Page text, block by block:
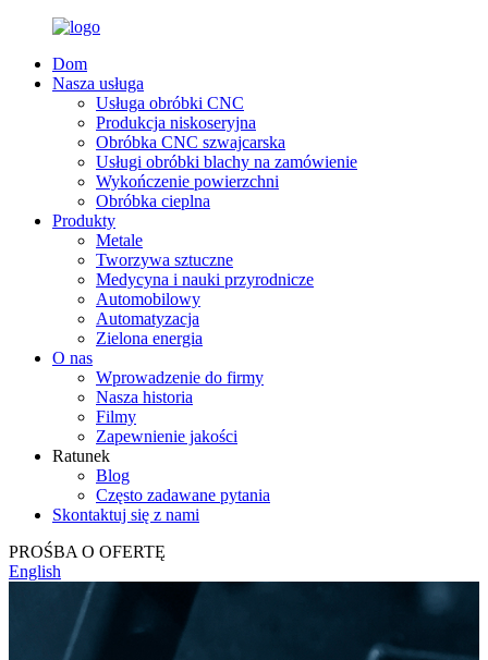
Dom
Nasza usługa
Usługa obróbki CNC
Produkcja niskoseryjna
Obróbka CNC szwajcarska
Usługi obróbki blachy na zamówienie
Wykończenie powierzchni
Obróbka cieplna
Produkty
Metale
Tworzywa sztuczne
Medycyna i nauki przyrodnicze
Automobilowy
Automatyzacja
Zielona energia
O nas
Wprowadzenie do firmy
Nasza historia
Filmy
Zapewnienie jakości
Ratunek
Blog
Często zadawane pytania
Skontaktuj się z nami
PROŚBA O OFERTĘ
English